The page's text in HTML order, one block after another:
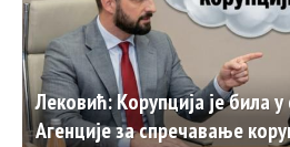
Лековић: Корупција је била
Агенције за спречавање